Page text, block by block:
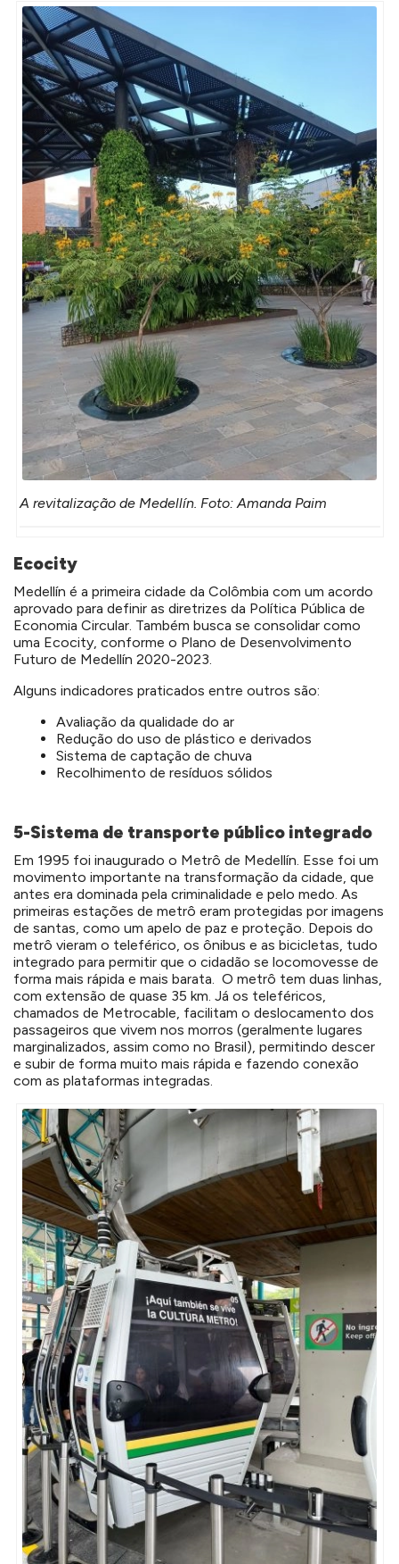
A revitalização de Medellín. Foto: Amanda Paim
Ecocity
Medellín é a primeira cidade da Colômbia com um acordo
aprovado para definir as diretrizes da Política Pública de
Economia Circular. Também busca se consolidar como
uma Ecocity, conforme o Plano de Desenvolvimento
Futuro de Medellín 2020-2023.
Alguns indicadores praticados entre outros são:
Avaliação da qualidade do ar
Redução do uso de plástico e derivados
Sistema de captação de chuva
Recolhimento de resíduos sólidos
5-Sistema de transporte público integrado
Em 1995 foi inaugurado o Metrô de Medellín. Esse foi um
movimento importante na transformação da cidade, que
antes era dominada pela criminalidade e pelo medo. As
primeiras estações de metrô eram protegidas por imagens
de santas, como um apelo de paz e proteção. Depois do
metrô vieram o teleférico, os ônibus e as bicicletas, tudo
integrado para permitir que o cidadão se locomovesse de
forma mais rápida e mais barata. O metrô tem duas linhas,
com extensão de quase 35 km. Já os teleféricos,
chamados de Metrocable, facilitam o deslocamento dos
passageiros que vivem nos morros (geralmente lugares
marginalizados, assim como no Brasil), permitindo descer
e subir de forma muito mais rápida e fazendo conexão
com as plataformas integradas.